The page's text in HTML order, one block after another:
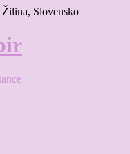
Žilina, Slovensko